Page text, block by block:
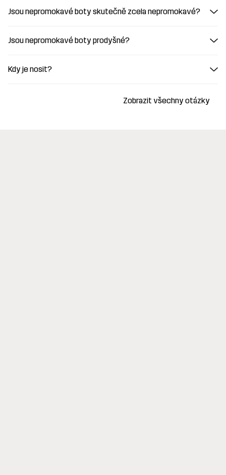
Jsou nepromokavé boty skutečně zcela nepromokavé?
Jsou nepromokavé boty prodyšné?
Kdy je nosit?
Zobrazit všechny otázky